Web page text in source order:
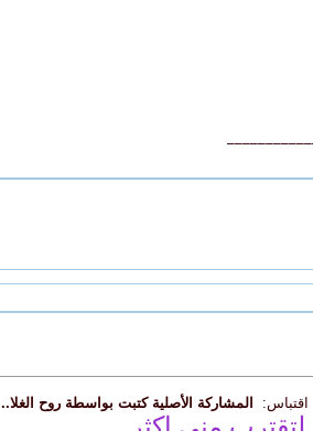
اقتباس: المشاركة الأصلية كتبت بواسطة روح الغلا..